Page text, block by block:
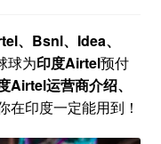
、Bsnl、Idea、
球为印度Airtel预付
Airtel运营商介绍、
在印度一定能用到！